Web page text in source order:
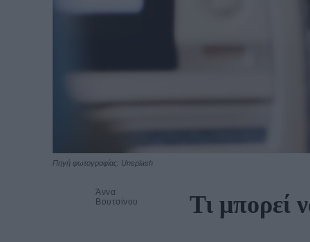
Πηγή φωτογραφίας: Unsplash
Άννα
Βουτσίνου
Τι μπορεί